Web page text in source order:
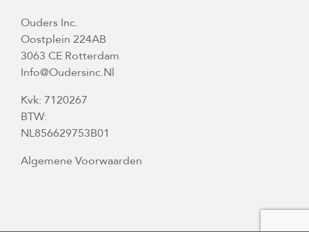
Ouders Inc.
Oostplein 224AB
3063 CE Rotterdam
Info@oudersinc.nl
Kvk: 7120267
BTW:
NL856629753B01
Algemene Voorwaarden